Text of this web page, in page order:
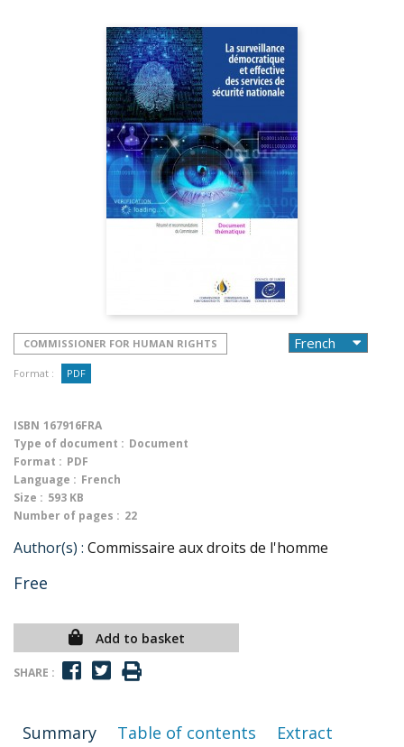
COMMISSIONER FOR HUMAN RIGHTS
Format : PDF
ISBN 167916FRA
Type of document : Document
Format : PDF
Language : French
Size : 593 KB
Number of pages : 22
Author(s) : Commissaire aux droits de l'homme
Free
Add to basket
SHARE :
Summary Table of contents Extract